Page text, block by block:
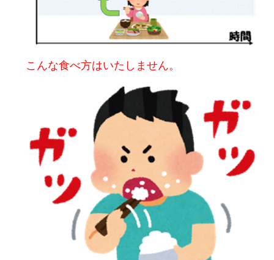
こんな食べ方はいたしません。